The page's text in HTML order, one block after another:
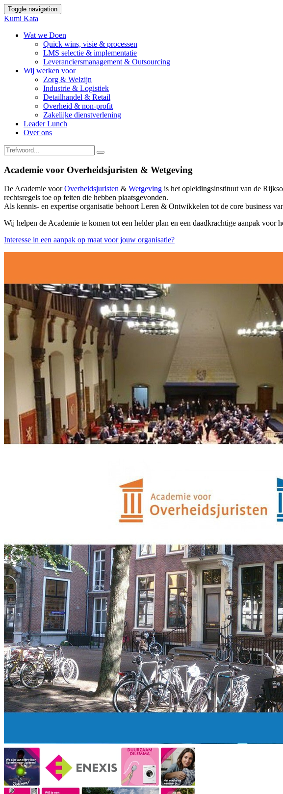
Toggle navigation
Kumi Kata
Wat we Doen
Quick wins, visie & processen
LMS selectie & implementatie
Leveranciersmanagement & Outsourcing
Wij werken voor
Zorg & Welzijn
Industrie & Logistiek
Detailhandel & Retail
Overheid & non-profit
Zakelijke dienstverlening
Leader Lunch
Over ons
Academie voor Overheidsjuristen & Wetgeving
De Academie voorOverheidsjuristen & Wetgeving is het opleidingsinstituut van de
rechtsregels toe op feiten die hebben plaatsgevonden.
Als kennis- en expertise organisatie behoort Leren & Ontwikkelen tot de core business
Wij helpen de Academie te komen tot een helder plan en een daadkrachtige aanpak voor
Interesse in een aanpak op maat voor jouw organisatie?